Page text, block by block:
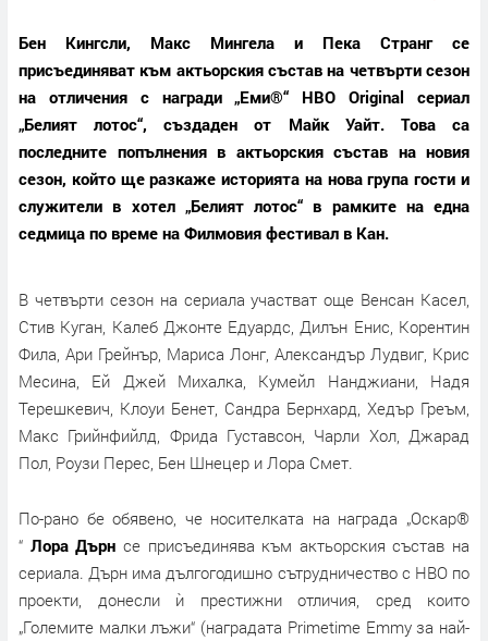
Бен Кингсли, Макс Мингела и Пека Странг се
присъединяват към актьорския състав на четвърти сезон
на отличения с награди „Еми®“ HBO Original сериал
„Белият лотос“, създаден от Майк Уайт. Това са
последните попълнения в актьорския състав на новия
сезон, който ще разкаже историята на нова група гости и
служители в хотел „Белият лотос“ в рамките на една
седмица по време на Филмовия фестивал в Кан.
В четвърти сезон на сериала участват още Венсан Касел,
Стив Куган, Калеб Джонте Едуардс, Дилън Енис, Корентин
Фила, Ари Грейнър, Мариса Лонг, Александър Лудвиг, Крис
Месина, Ей Джей Михалка, Кумейл Нанджиани, Надя
Терешкевич, Клоуи Бенет, Сандра Бернхард, Хедър Греъм,
Макс Грийнфийлд, Фрида Густавсон, Чарли Хол, Джарад
Пол, Роузи Перес, Бен Шнецер и Лора Смет.
По-рано бе обявено, че носителката на награда „Оскар®
“ Лора Дърн се присъединява към актьорския състав на
сериала. Дърн има дългогодишно сътрудничество с HBO по
проекти, донесли ѝ престижни отличия, сред които
„Големите малки лъжи“ (наградата Primetime Emmy за най-